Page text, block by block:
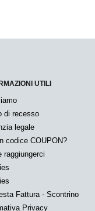
UTILI
di recesso
legale
codice COUPON?
raggiungerci
Fattura - Scontrino
Privacy